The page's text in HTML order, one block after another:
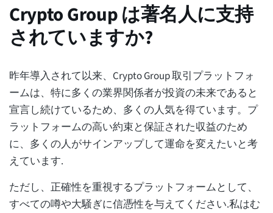
Crypto Group は著名人に支持
されていますか?
昨年導入されて以来、Crypto Group 取引プラットフォ
ームは、特に多くの業界関係者が投資の未来であると
宣言し続けているため、多くの人気を得ています。プ
ラットフォームの高い約束と保証された収益のため
に、多くの人がサインアップして運命を変えたいと考
えています.
ただし、正確性を重視するプラットフォームとして、
すべての噂や大騒ぎに信憑性を与えてください.私はむ